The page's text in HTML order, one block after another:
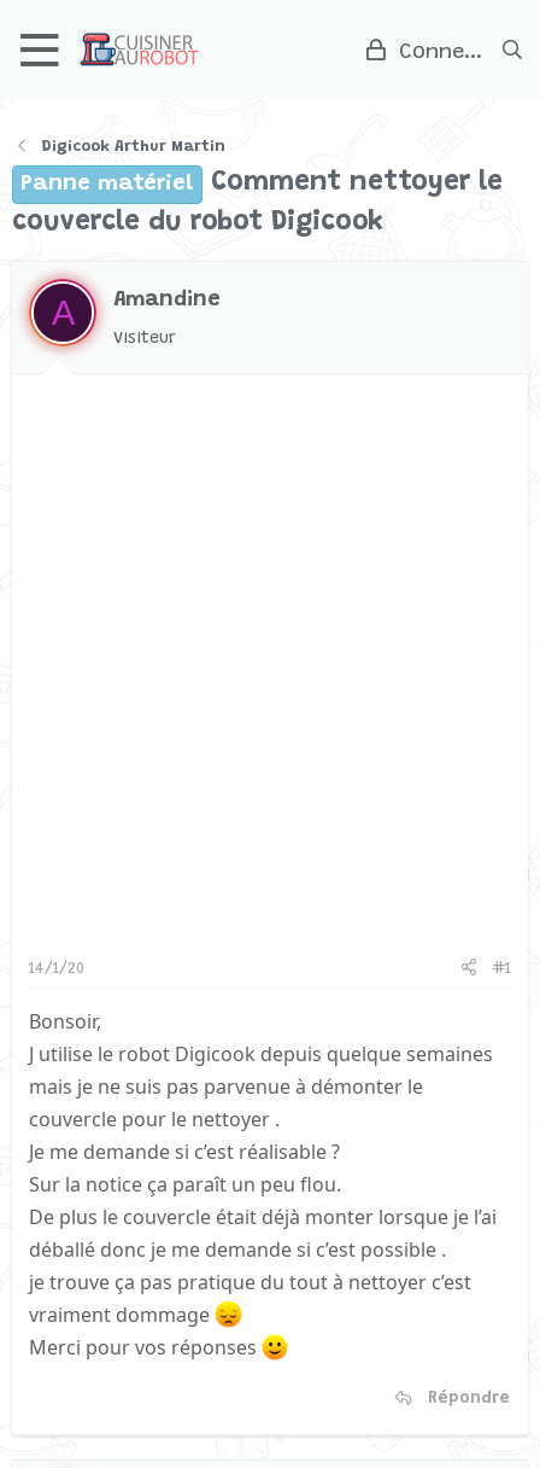
Connexion
Digicook Arthur Martin
Panne matériel
Comment nettoyer le
couvercle du robot Digicook
A Amandine
Visiteur
14/1/20 #1
Bonsoir,
J utilise le robot Digicook depuis quelque semaines
mais je ne suis pas parvenue à démonter le
couvercle pour le nettoyer .
Je me demande si c’est réalisable ?
Sur la notice ça paraît un peu flou.
De plus le couvercle était déjà monter lorsque je l’ai
déballé donc je me demande si c’est possible .
je trouve ça pas pratique du tout à nettoyer c’est
vraiment dommage
Merci pour vos réponses
Répondre